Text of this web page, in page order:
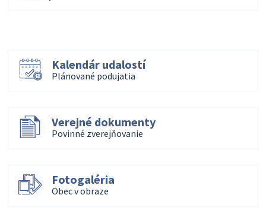
Kalendár udalostí
Plánované podujatia
Verejné dokumenty
Povinné zverejňovanie
Fotogaléria
Obec v obraze